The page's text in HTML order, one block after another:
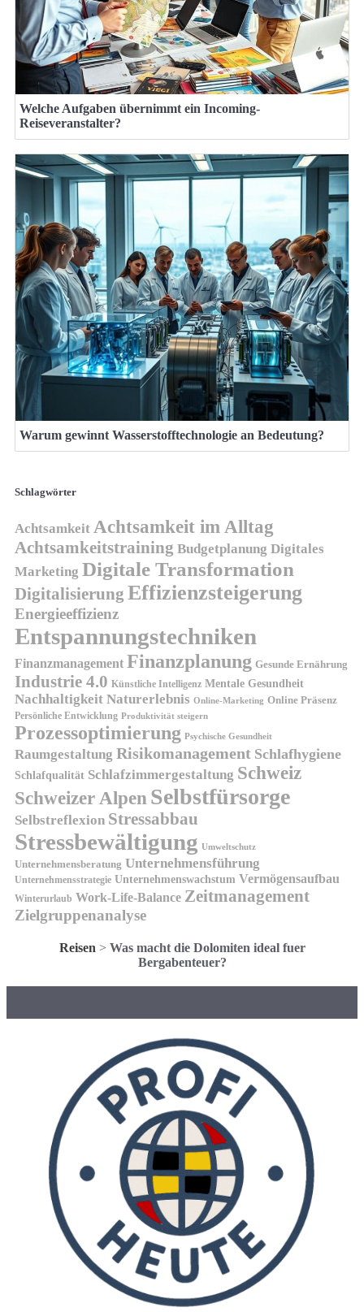
Welche Aufgaben übernimmt ein Incoming-
Reiseveranstalter?
Warum gewinnt Wasserstofftechnologie an Bedeutung?
Schlagwörter
Achtsamkeit Achtsamkeit im Alltag
Achtsamkeitstraining Budgetplanung Digitales
Marketing Digitale Transformation
Digitalisierung Effizienzsteigerung
Energieeffizienz
Entspannungstechniken
Finanzmanagement Finanzplanung Gesunde Ernährung
Industrie 4.0 Künstliche Intelligenz Mentale Gesundheit
Nachhaltigkeit Naturerlebnis Online-Marketing Online Präsenz
Persönliche Entwicklung Produktivität steigern
Prozessoptimierung Psychische Gesundheit
Raumgestaltung Risikomanagement Schlafhygiene
Schlafqualität Schlafzimmergestaltung Schweiz
Schweizer Alpen Selbstfürsorge
Selbstreflexion Stressabbau
Stressbewältigung Umweltschutz
Unternehmensberatung Unternehmensführung
Unternehmensstrategie Unternehmenswachstum Vermögensaufbau
Winterurlaub Work-Life-Balance Zeitmanagement
Zielgruppenanalyse
Reisen > Was macht die Dolomiten ideal fuer
Bergabenteuer?